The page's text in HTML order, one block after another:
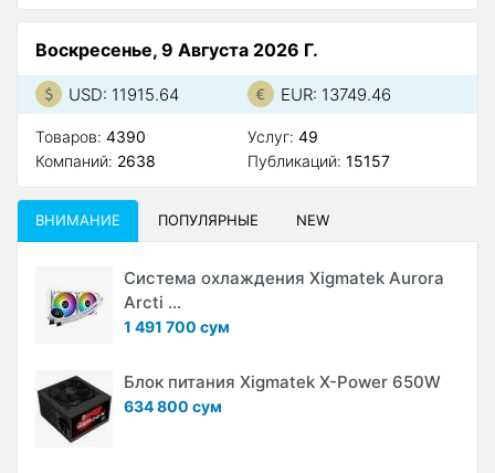
Воскресенье, 9 Августа 2026 Г.
USD: 11915.64 EUR: 13749.46
Товаров: 4390
Компаний: 2638
Услуг: 49
Публикаций: 15157
ВНИМАНИЕ ПОПУЛЯРНЫЕ NEW
Система охлаждения Xigmatek Aurora
Arcti ...
1 491 700 сум
Блок питания Xigmatek X-Power 650W
634 800 сум